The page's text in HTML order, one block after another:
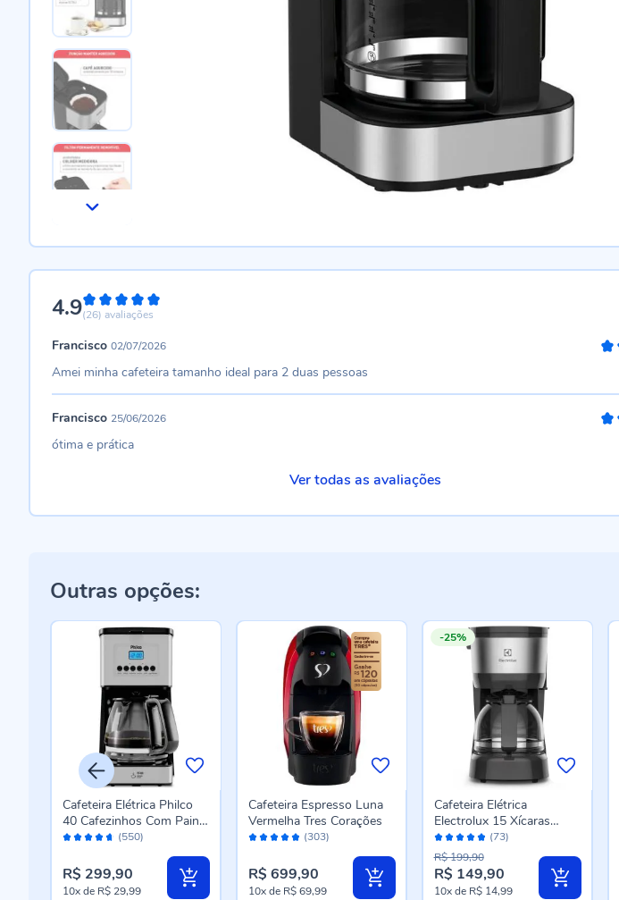
4.998%
(26) avaliações
Francisco 02/07/2026
Amei minha cafeteira tamanho ideal para 2 duas pessoas
Francisco 25/06/2026
ótima e prática
Ver todas as avaliações
Outras opções:
Avaliação: (550)
Cafeteira Elétrica Philco
40 Cafezinhos Com Painel
Digital PCF40B
R$ 299,90
10xde R$ 29,99
Avaliação: (303)
Cafeteira Espresso Luna
Vermelha Tres Corações
R$ 699,90
10xde R$ 69,99
-25%
Avaliação:
96%
(73)
Cafeteira Elétrica
Electrolux 15 Xícaras
Efficient ECM10
R$ 149,90
R$ 199,90
10xde R$ 14,99